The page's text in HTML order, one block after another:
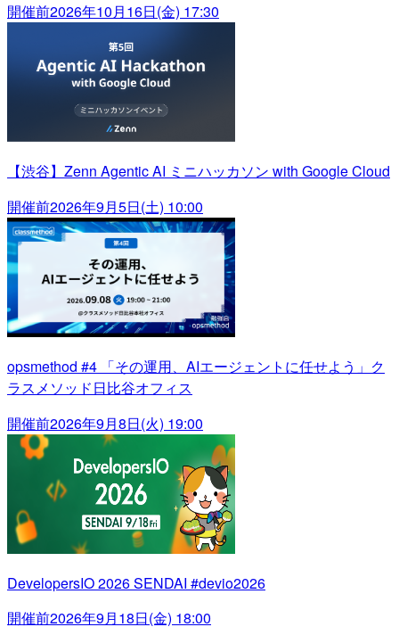
開催前2026年10月16日(金) 17:30
【渋谷】Zenn Agentic AI ミニハッカソン with Google Cloud
開催前2026年9月5日(土) 10:00
opsmethod #4 「その運用、AIエージェントに任せよう」ク
ラスメソッド日比谷オフィス
開催前2026年9月8日(火) 19:00
DevelopersIO 2026 SENDAI #devio2026
開催前2026年9月18日(金) 18:00